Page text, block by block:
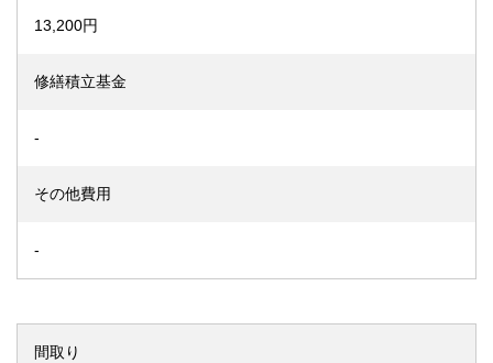
13,200円
修繕積立基金
-
その他費用
-
間取り